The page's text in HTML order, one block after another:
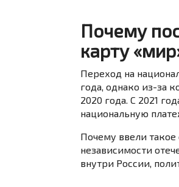
Почему
карту
Переход на
года, однако из-за
2020 года. С 2021
национальную
Почему ввели такое
независимости
внутри России,